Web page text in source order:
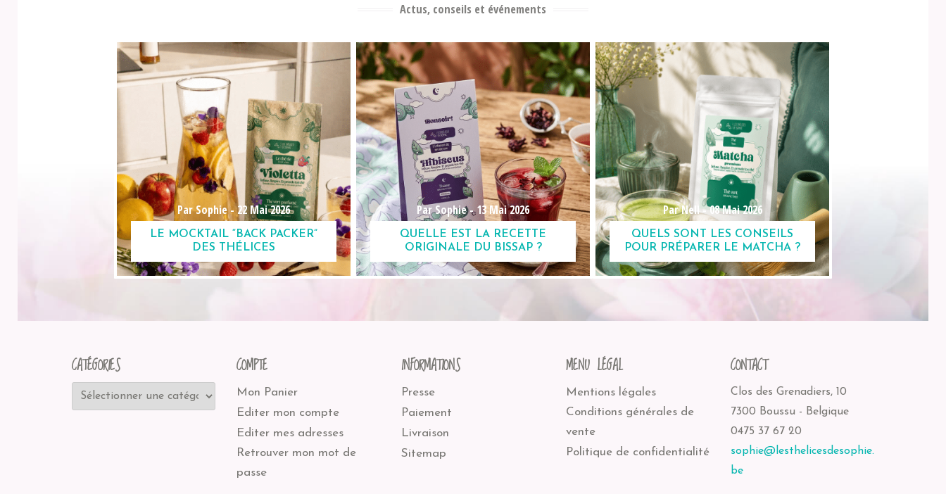
Actus, conseils et événements
Par Sophie -22 Mai 2026
LE MOCKTAIL “BACK PACKER”
DES THÉLICES
Par Sophie -13 Mai 2026
QUELLE EST LA RECETTE
ORIGINALE DU BISSAP ?
Par Nell -08 Mai 2026
QUELS SONT LES CONSEILS
POUR PRÉPARER LE MATCHA ?
CATÉGORIES COMPTE
Mon Panier
Editer mon compte
Editer mes adresses
Retrouver mon mot de
passe
INFORMATIONS
Presse
Paiement
Livraison
Sitemap
MENU LÉGAL
Mentions légales
Conditions générales de
vente
Politique de confidentialité
CONTACT
Clos des Grenadiers, 10
7300 Boussu - Belgique
0475 37 67 20
sophie@lesthelicesdesophie.
be